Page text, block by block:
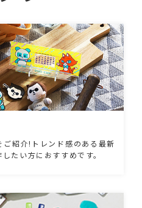
ご紹介!トレンド感のある最新
たい方におすすめです。